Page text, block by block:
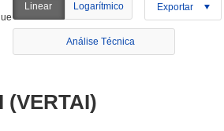
Linear Logarítmico Exportar
Análise Técnica
(VERTAI)